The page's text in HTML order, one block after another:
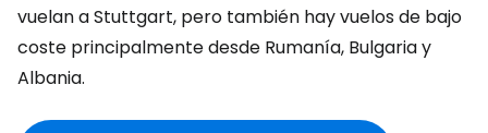
vuelan a Stuttgart, pero también hay vuelos de bajo
coste principalmente desde Rumanía, Bulgaria y
Albania.